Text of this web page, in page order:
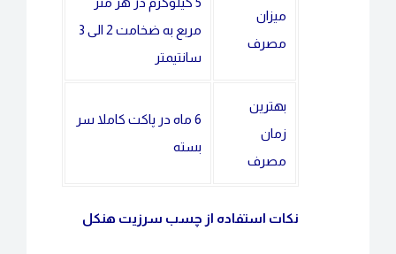
میزان
مصرف
مربع به ضخامت 2 الی 3
سانتیمتر
بهترین
زمان
مصرف
6 ماه در پاکت کاملا سر
بسته
نکات استفاده از چسب سرزیت هنکل